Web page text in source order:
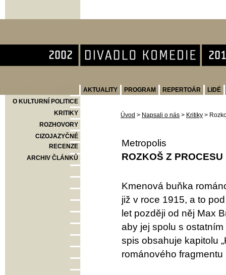
AKTUALITY PROGRAM REPERTOÁR
LIDÉ
O KULTURNÍ POLITICE
KRITIKY
ROZHOVORY
CIZOJAZYČNÉ
RECENZE
ARCHIV ČLÁNKŮ
Úvod > Napsali o nás > Kritiky >
Metropolis
ROZKOŠ Z PROCESU
Kmenová buňka
již v roce 1915, a to
let později od něj Max
aby jej spolu s
spis obsahuje kapitolu
románového